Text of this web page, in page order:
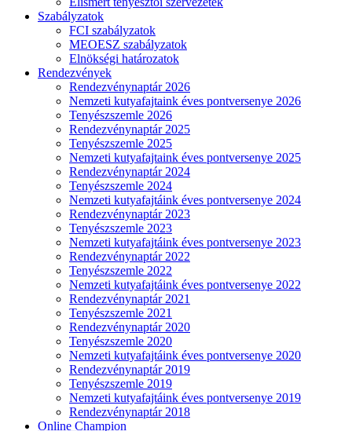
Szabályzatok
FCI szabályzatok
MEOESZ szabályzatok
Elnökségi határozatok
Rendezvények
Rendezvénynaptár 2026
Nemzeti kutyafajtaink éves pontversenye 2026
Tenyészszemle 2026
Rendezvénynaptár 2025
Tenyészszemle 2025
Nemzeti kutyafajtaink éves pontversenye 2025
Rendezvénynaptár 2024
Tenyészszemle 2024
Nemzeti kutyafajtáink éves pontversenye 2024
Rendezvénynaptár 2023
Tenyészszemle 2023
Nemzeti kutyafajtáink éves pontversenye 2023
Rendezvénynaptár 2022
Tenyészszemle 2022
Nemzeti kutyafajtáink éves pontversenye 2022
Rendezvénynaptár 2021
Tenyészszemle 2021
Rendezvénynaptár 2020
Tenyészszemle 2020
Nemzeti kutyafajtáink éves pontversenye 2020
Rendezvénynaptár 2019
Tenyészszemle 2019
Nemzeti kutyafajtáink éves pontversenye 2019
Rendezvénynaptár 2018
Online Champion